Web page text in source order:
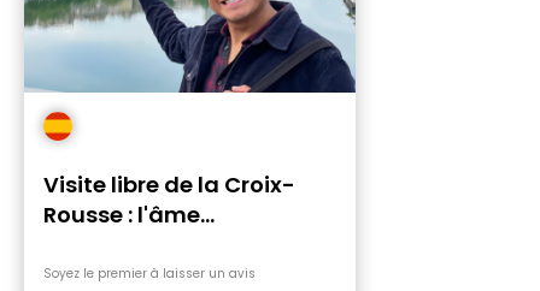
Visite libre de la Croix-
Rousse : l'âme
Soyez le premier à laisser un avis